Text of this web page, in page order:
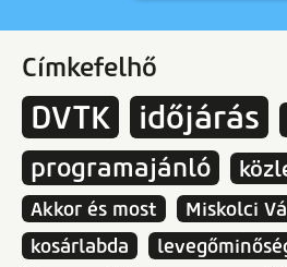
Címkefelhő
DVTK időjárás
programajánló
Akkor és most
Miskolci
kosárlabda